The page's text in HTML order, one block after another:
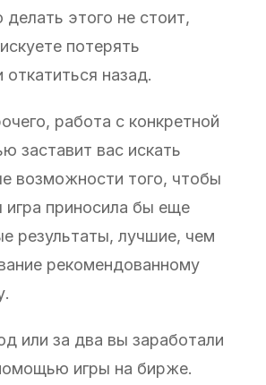
этого не стоит,
потерять
откатиться назад.
работа с конкретной
заставит вас искать
возможности того, чтобы
приносила бы еще
результаты, лучшие, чем
рекомендованному
или за два вы заработали
игры на бирже.